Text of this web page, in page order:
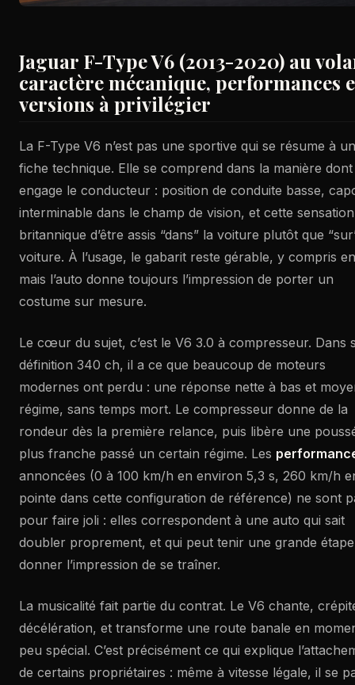
Jaguar F-Type V6 (2013-2020) au
caractère mécanique, performances
versions à privilégier
La F-Type V6 n’est pas une sportive qui se résume à
fiche technique. Elle se comprend dans la manière
engage le conducteur : position de conduite basse,
interminable dans le champ de vision, et cette
britannique d’être assis “dans” la voiture plutôt que
voiture. À l’usage, le gabarit reste gérable, y compris
mais l’auto donne toujours l’impression de porter un
costume sur mesure.
Le cœur du sujet, c’est le V6 3.0 à compresseur. Dans
définition 340 ch, il a ce que beaucoup de moteurs
modernes ont perdu : une réponse nette à bas et
régime, sans temps mort. Le compresseur donne de la
rondeur dès la première relance, puis libère une
plus franche passé un certain régime. Les
annoncées (0 à 100 km/h en environ 5,3 s, 260 km/h
pointe dans cette configuration de référence) ne sont
pour faire joli : elles correspondent à une auto qui sait
doubler proprement, et qui peut tenir une grande
donner l’impression de se traîner.
La musicalité fait partie du contrat. Le V6 chante,
décélération, et transforme une route banale en
peu spécial. C’est précisément ce qui explique
de certains propriétaires : même à vitesse légale, il se